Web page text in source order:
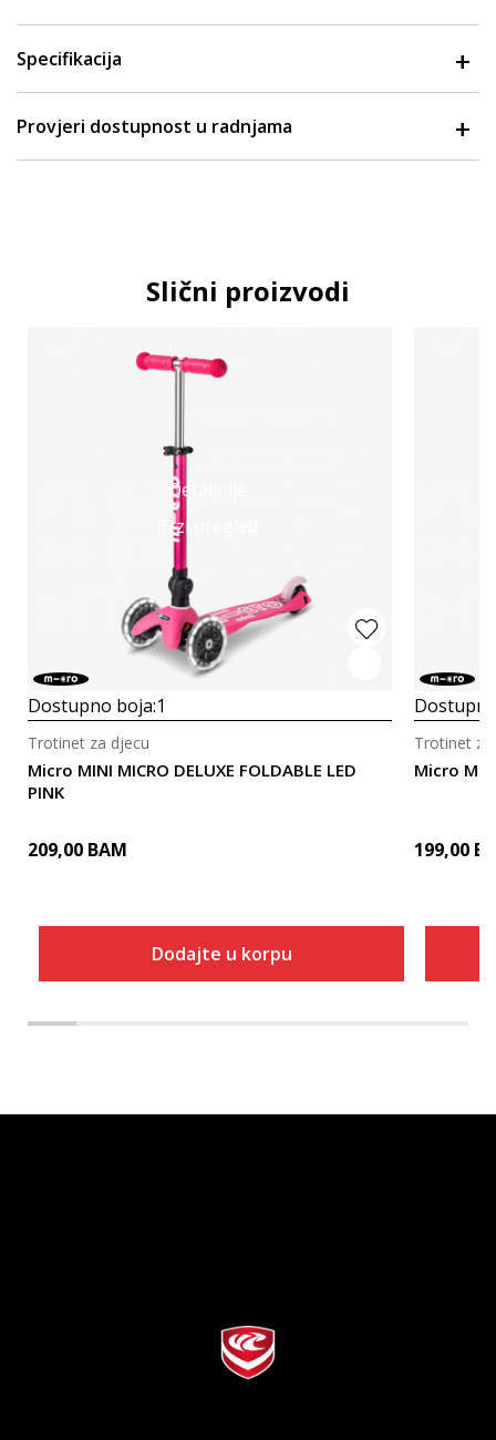
Specifikacija
Provjeri dostupnost u radnjama
Slični proizvodi
Detaljnije
Brzi pregled
Dostupno boja:1
Micro MINI MICRO DELUXE FOLDABLE LED
PINK
Trotinet za djecu
209,00 BAM
Dodajte u korpu
Micro
Trotinet
199,00